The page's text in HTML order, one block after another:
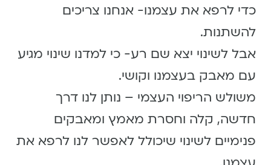
כדי לרפא את עצמנו- אנחנו צריכים
להשתנות.
אבל לשינוי יצא שם רע- כי למדנו שינוי מגיע
עם מאבק בעצמנו וקושי.
משולש הריפוי העצמי – נותן לנו דרך
חדשה, קלה וחסרת מאמץ ומאבקים
פנימיים לשינוי שיכולל לאפשר לנו לרפא את